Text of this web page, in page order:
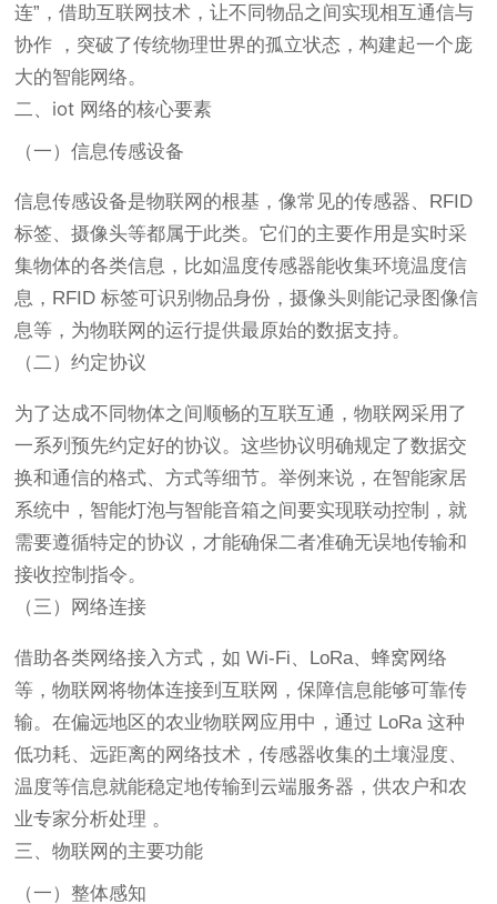
连”，借助互联网技术，让不同物品之间实现相互通信与
协作 ，突破了传统物理世界的孤立状态，构建起一个庞
大的智能网络。
二、iot 网络的核心要素
（一）信息传感设备
信息传感设备是物联网的根基，像常见的传感器、RFID
标签、摄像头等都属于此类。它们的主要作用是实时采
集物体的各类信息，比如温度传感器能收集环境温度信
息，RFID 标签可识别物品身份，摄像头则能记录图像信
息等，为物联网的运行提供最原始的数据支持。
（二）约定协议
为了达成不同物体之间顺畅的互联互通，物联网采用了
一系列预先约定好的协议。这些协议明确规定了数据交
换和通信的格式、方式等细节。举例来说，在智能家居
系统中，智能灯泡与智能音箱之间要实现联动控制，就
需要遵循特定的协议，才能确保二者准确无误地传输和
接收控制指令。
（三）网络连接
借助各类网络接入方式，如 Wi-Fi、LoRa、蜂窝网络
等，物联网将物体连接到互联网，保障信息能够可靠传
输。在偏远地区的农业物联网应用中，通过 LoRa 这种
低功耗、远距离的网络技术，传感器收集的土壤湿度、
温度等信息就能稳定地传输到云端服务器，供农户和农
业专家分析处理 。
三、物联网的主要功能
（一）整体感知